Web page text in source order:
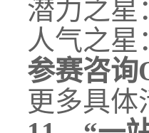
潜力之星
人气之星
参赛咨询
更多具体